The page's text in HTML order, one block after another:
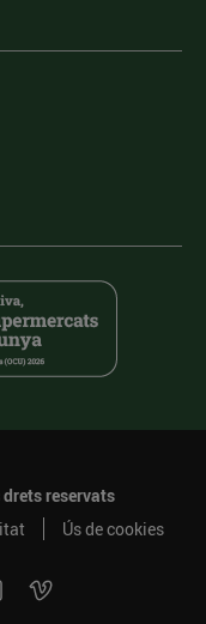
drets reservats
Ús de cookies